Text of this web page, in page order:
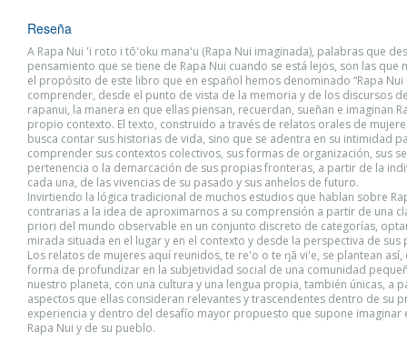
Reseña
A Rapa Nui 'i roto i tō'oku mana'u (Rapa Nui imaginada), palabras que
pensamiento que se tiene de Rapa Nui cuando se está lejos, son las que
el propósito de este libro que en español hemos denominado “Rapa Nui
comprender, desde el punto de vista de la memoria y de los discursos
rapanui, la manera en que ellas piensan, recuerdan, sueñan e imaginan
propio contexto. El texto, construido a través de relatos orales de
busca contar sus historias de vida, sino que se adentra en su intimidad
comprender sus contextos colectivos, sus formas de organización, sus
pertenencia o la demarcación de sus propias fronteras, a partir de la
cada una, de las vivencias de su pasado y sus anhelos de futuro.
Invirtiendo la lógica tradicional de muchos estudios que hablan sobre
contrarias a la idea de aproximarnos a su comprensión a partir de una
priori del mundo observable en un conjunto discreto de categorías,
mirada situada en el lugar y en el contexto y desde la perspectiva de sus
Los relatos de mujeres aquí reunidos, te re'o o te ŋā vi'e, se plantean así,
forma de profundizar en la subjetividad social de una comunidad
nuestro planeta, con una cultura y una lengua propia, también únicas, a
aspectos que ellas consideran relevantes y trascendentes dentro de su
experiencia y dentro del desafío mayor propuesto que supone imaginar
Rapa Nui y de su pueblo.